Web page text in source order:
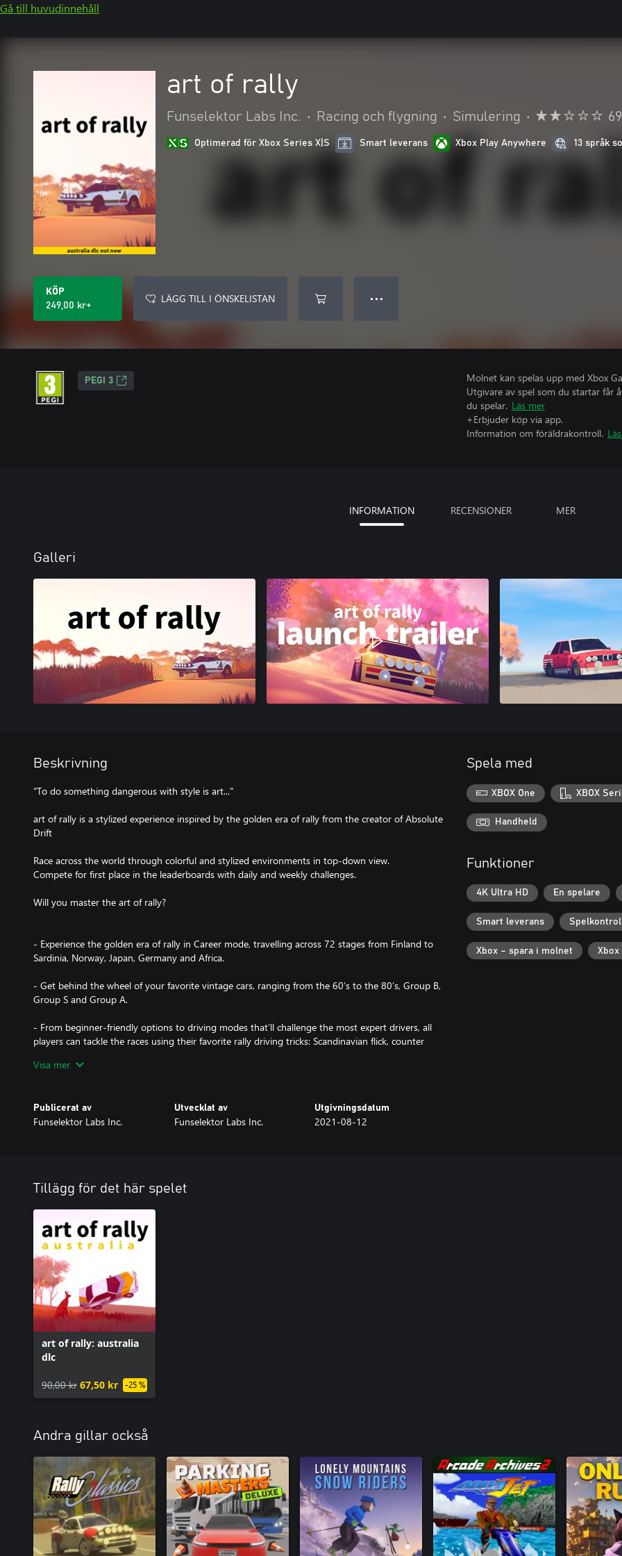
Gå till huvudinnehåll
art of rally
Funselektor Labs Inc. • Racing och flygning • Simulering • 69
Optimerad för Xbox Series X|S Smart leverans Xbox Play Anywhere 13 språk
KÖP
249,00 kr+
LÄGG TILL I ÖNSKELISTAN ● ● ●
PEGI 3
Molnet kan spelas upp med Xbox
Utgivare av spel som du startar får
du spelar. Läs mer
+Erbjuder köp via app.
Information om föräldrakontroll.
INFORMATION RECENSIONER MER
Galleri
Beskrivning
"To do something dangerous with style is art..."
art of rally is a stylized experience inspired by the golden era of rally from the creator of Absolute
Drift
Race across the world through colorful and stylized environments in top-down view.
Compete for first place in the leaderboards with daily and weekly challenges.
Will you master the art of rally?
- Experience the golden era of rally in Career mode, travelling across 72 stages from Finland to
Sardinia, Norway, Japan, Germany and Africa.
- Get behind the wheel of your favorite vintage cars, ranging from the 60’s to the 80’s, Group B,
Group S and Group A.
- From beginner-friendly options to driving modes that’ll challenge the most expert drivers, all
players can tackle the races using their favorite rally driving tricks: Scandinavian flick, counter
- Show off your driving skills, or simply your favourite landscapes, with the integrated Photo and
Replay mode"
Visa mer
Publicerat av
Funselektor Labs Inc.
Utvecklat av
Funselektor Labs Inc.
Utgivningsdatum
2021-08-12
Spela med
XBOX One XBOX
Handheld
Funktioner
4K Ultra HD En spelare
Smart leverans
Xbox – spara i molnet Xbox
Tillägg för det här spelet
art of rally: australia
dlc
90,00 kr 67,50 kr -25 %
Andra gillar också